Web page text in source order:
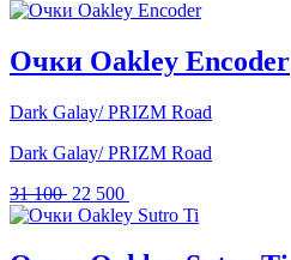
Очки Oakley Encoder
Dark Galay/ PRIZM Road
Dark Galay/ PRIZM Road
31 100 Первоначальная
цена
22 500
цена: